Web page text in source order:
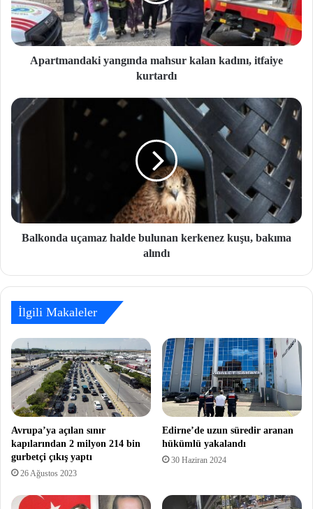
Apartmandaki yangında mahsur kalan kadını, itfaiye
kurtardı
Balkonda uçamaz halde bulunan kerkenez kuşu, bakıma
alındı
İlgili Makaleler
Avrupa’ya açılan sınır
kapılarından 2 milyon 214 bin
gurbetçi çıkış yaptı
26 Ağustos 2023
Edirne’de uzun süredir aranan
hükümlü yakalandı
30 Haziran 2024